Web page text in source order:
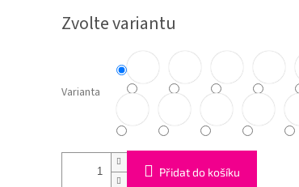
cena:
Zvolte variantu
Varianta
Přidat do košíku